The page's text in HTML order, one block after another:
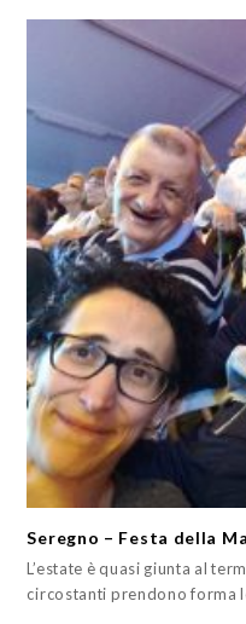
Seregno – Festa della
L’estate è quasi giunta al
circostanti prendono forma